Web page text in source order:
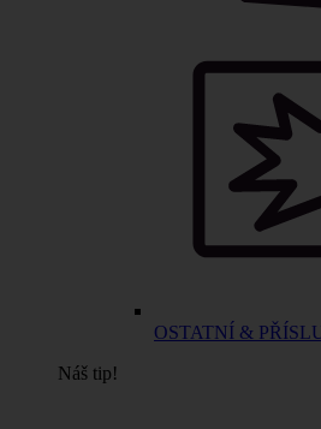
OSTATNÍ &
Náš tip!